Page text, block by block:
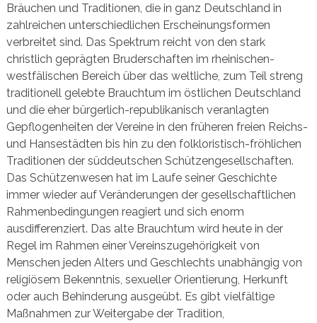
Bräuchen und Traditionen, die in ganz Deutschland in
zahlreichen unterschiedlichen Erscheinungsformen
verbreitet sind. Das Spektrum reicht von den stark
christlich geprägten Bruderschaften im rheinischen-
westfälischen Bereich über das weltliche, zum Teil streng
traditionell gelebte Brauchtum im östlichen Deutschland
und die eher bürgerlich-republikanisch veranlagten
Gepflogenheiten der Vereine in den früheren freien Reichs-
und Hansestädten bis hin zu den folkloristisch-fröhlichen
Traditionen der süddeutschen Schützengesellschaften.
Das Schützenwesen hat im Laufe seiner Geschichte
immer wieder auf Veränderungen der gesellschaftlichen
Rahmenbedingungen reagiert und sich enorm
ausdifferenziert. Das alte Brauchtum wird heute in der
Regel im Rahmen einer Vereinszugehörigkeit von
Menschen jeden Alters und Geschlechts unabhängig von
religiösem Bekenntnis, sexueller Orientierung, Herkunft
oder auch Behinderung ausgeübt. Es gibt vielfältige
Maßnahmen zur Weitergabe der Tradition,